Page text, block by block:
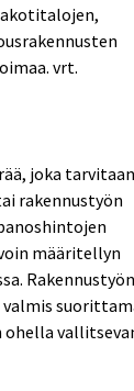
vrt.
joka
rakennustyön
määritellyn
ohella